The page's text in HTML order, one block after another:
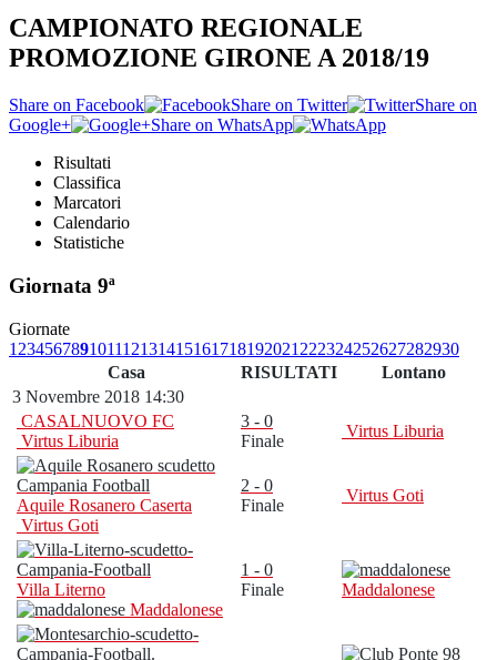
CAMPIONATO REGIONALE
PROMOZIONE GIRONE A 2018/19
Share on Facebook Share on Twitter
Share on
Google+
Share on WhatsApp
Risultati
Classifica
Marcatori
Calendario
Statistiche
Giornata 9ª
Giornate
1 23456789101112131415161718192021 222324252627282930
Casa
RISULTATI
Lontano
3 Novembre 2018 14:30
CASALNUOVO FC
Virtus Liburia
3 - 0
Finale
Virtus Liburia
Aquile Rosanero Caserta
Virtus Goti
2 - 0
Finale
Virtus Goti
Villa Literno
Maddalonese
1 - 0
Finale
Maddalonese